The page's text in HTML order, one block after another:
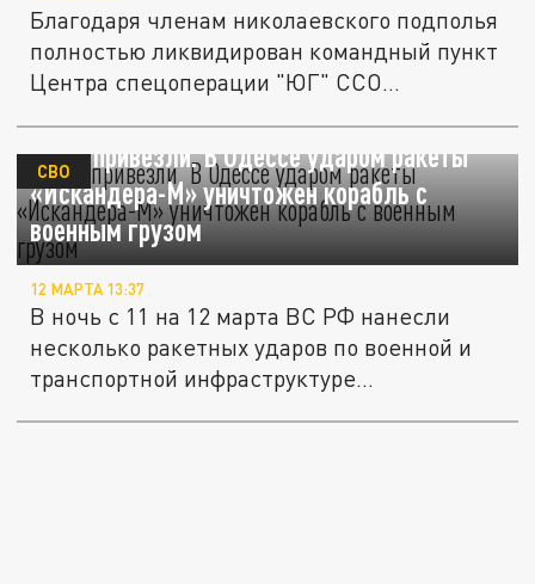
Благодаря членам николаевского подполья
полностью ликвидирован командный пункт
Центра спецоперации "ЮГ" ССО...
Не то привезли. В Одессе ударом ракеты
«Искандера-М» уничтожен корабль с
военным грузом
СВО
12 МАРТА 13:37
В ночь с 11 на 12 марта ВС РФ нанесли
несколько ракетных ударов по военной и
транспортной инфраструктуре...